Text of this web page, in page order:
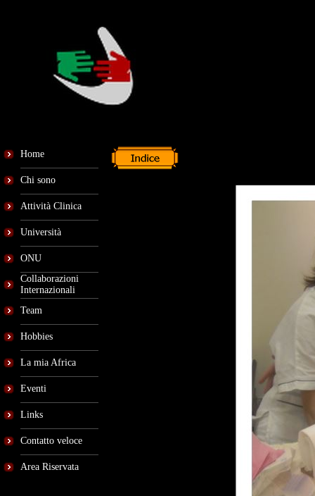
Home
Chi sono
Attività Clinica
Università
ONU
Collaborazioni
Internazionali
Team
Hobbies
La mia Africa
Eventi
Links
Contatto veloce
Area Riservata